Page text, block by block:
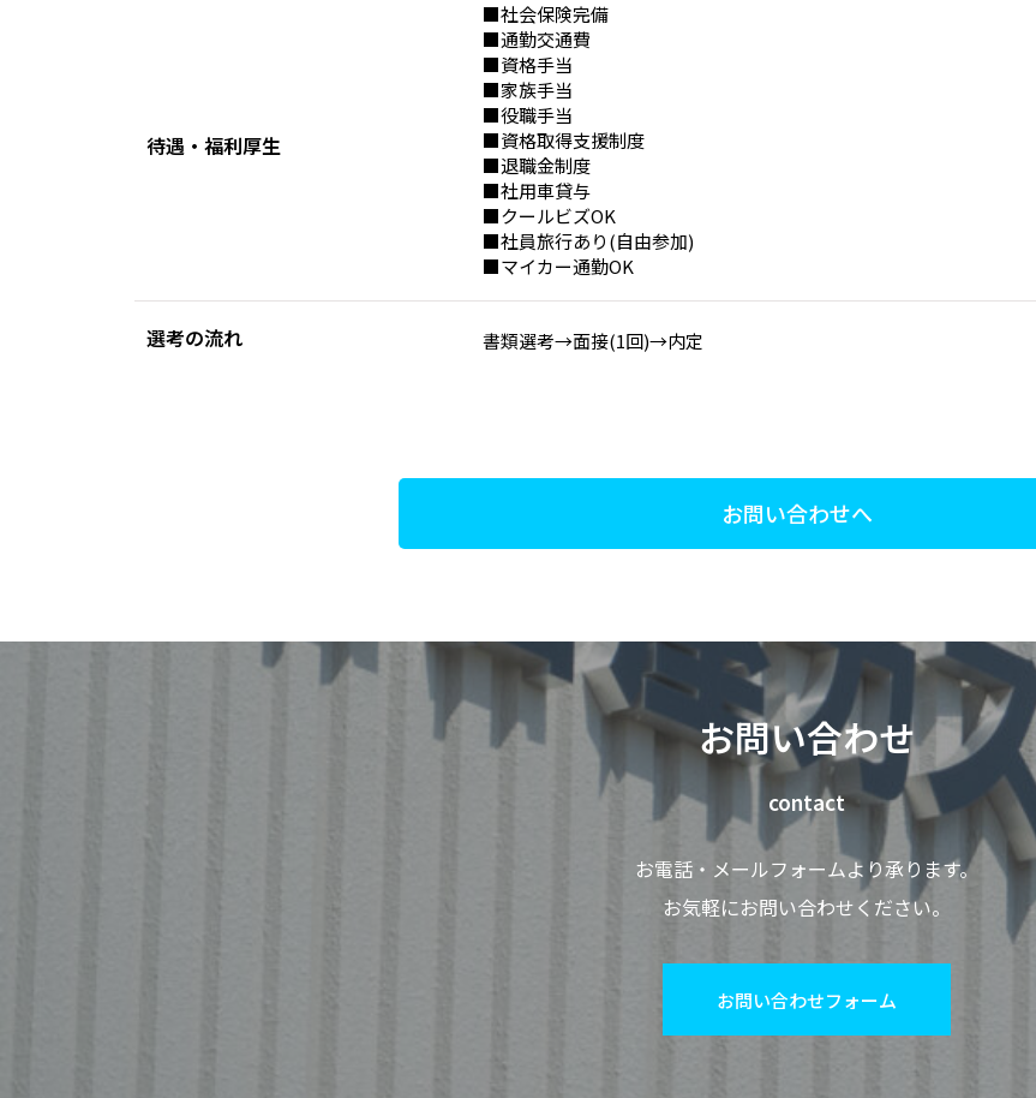
待遇・福利厚生
■社会保険完備
■通勤交通費
■資格手当
■家族手当
■役職手当
■資格取得支援制度
■退職金制度
■社用車貸与
■クールビズOK
■社員旅行あり(自由参加)
■マイカー通勤OK
選考の流れ 書類選考→面接(1回)→内定
お問い合わせへ
お問い合わせ
contact
お電話・メールフォームより承ります。
お気軽にお問い合わせください。
お問い合わせフォーム